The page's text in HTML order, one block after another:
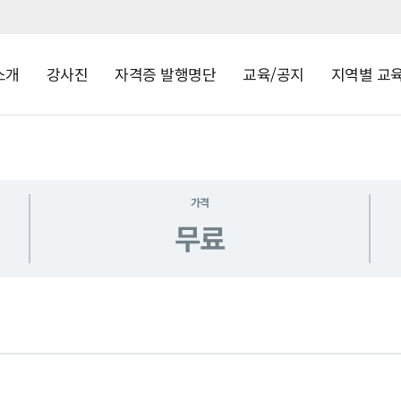
개 강사진 자격증 발행명단 교육/공지 지역별 교
가격
무료